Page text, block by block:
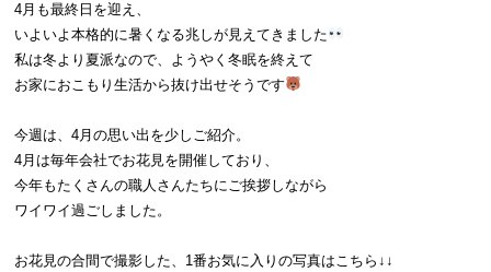
4月も最終日を迎え、
いよいよ本格的に暑くなる兆しが見えてきました
私は冬より夏派なので、ようやく冬眠を終えて
お家におこもり生活から抜け出せそうです
今週は、4月の思い出を少しご紹介。
4月は毎年会社でお花見を開催しており、
今年もたくさんの職人さんたちにご挨拶しながら
ワイワイ過ごしました。
お花見の合間で撮影した、1番お気に入りの写真はこちら↓↓